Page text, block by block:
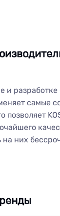
и
самые
позволяет
на них